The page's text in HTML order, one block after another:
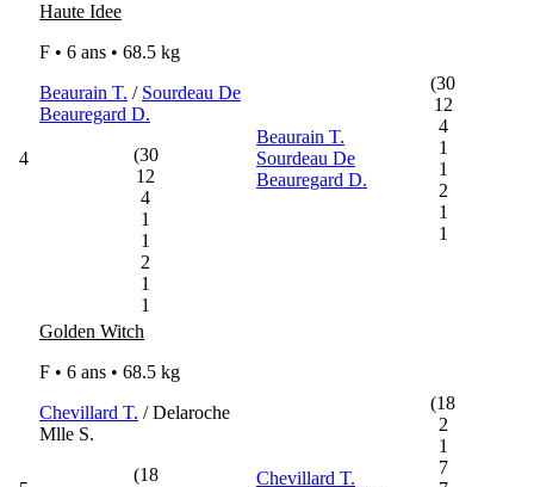
4
Haute Idee
F • 6 ans • 68.5 kg
Beaurain T. / Sourdeau De
Beauregard D.
(30
12
4
1
1
2
1
1
Beaurain T.
Sourdeau De
Beauregard D.
(30
12
4
1
1
2
1
1
Golden Witch
F • 6 ans • 68.5 kg
Chevillard T. / Delaroche
Mlle S.
(18
Chevillard T.
(18
2
1
7